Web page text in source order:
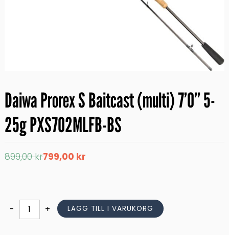
Daiwa Prorex S Baitcast (multi) 7’0” 5-
25g PXS702MLFB-BS
899,00kr
Det
ursprungliga
799,00 kr
Det
nuvarande
-
Daiwa
Prorex
+ LÄGG TILL I VARUKORG